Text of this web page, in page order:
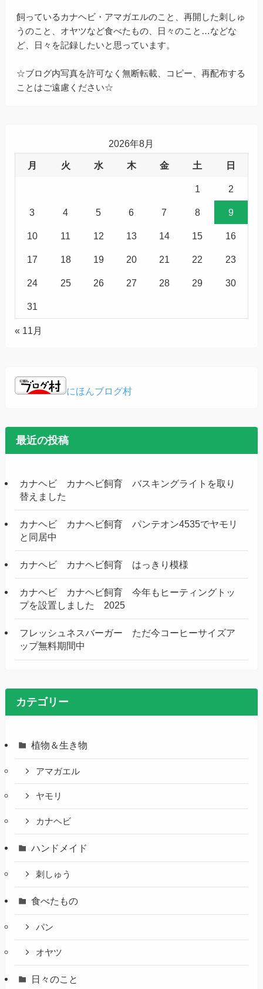
飼っているカナヘビ・アマガエルのこと、再開した刺しゅ
うのこと、オヤツなど食べたもの、日々のこと…などな
ど、日々を記録したいと思っています。
☆ブログ内写真を許可なく無断転載、コピー、再配布する
ことはご遠慮ください☆
2026年8月
月 火 水 木 金 土 日
1 2
3 4 5 6 7 8 9
10 11 12 13 14 15 16
17 18 19 20 21 22 23
24 25 26 27 28 29 30
31
« 11月
にほんブログ村
最近の投稿
カナヘビ カナヘビ飼育 バスキングライトを取り
替えました
カナヘビ カナヘビ飼育 パンテオン4535でヤモリ
と同居中
カナヘビ カナヘビ飼育 はっきり模様
カナヘビ カナヘビ飼育 今年もヒーティングトッ
プを設置しました 2025
フレッシュネスバーガー ただ今コーヒーサイズア
ップ無料期間中
カテゴリー
植物＆生き物
アマガエル
ヤモリ
カナヘビ
ハンドメイド
刺しゅう
食べたもの
パン
オヤツ
日々のこと